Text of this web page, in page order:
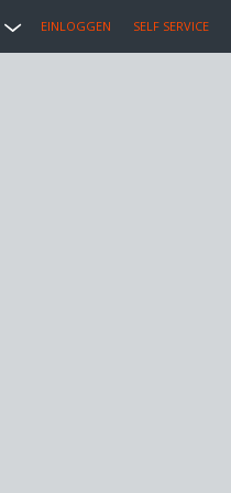
EINLOGGEN SELF SERVICE